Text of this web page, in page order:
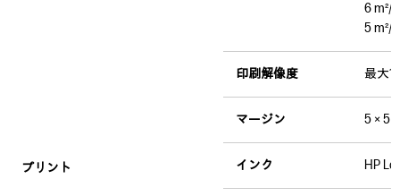
プリント
6 m²/
5 m²/
印刷解像度 最大
マージン 5 × 5
インク HP